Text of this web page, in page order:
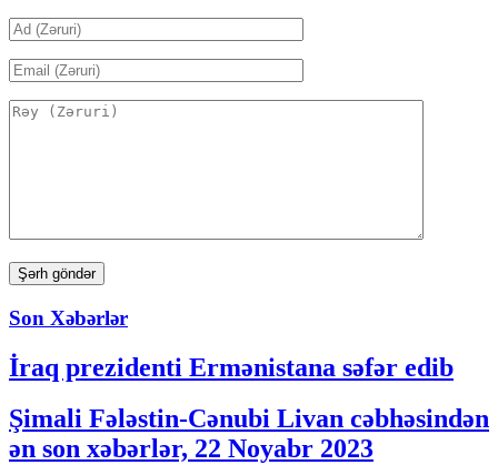
Son Xəbərlər
İraq prezidenti Ermənistana səfər edib
Şimali Fələstin-Cənubi Livan cəbhəsindən
ən son xəbərlər, 22 Noyabr 2023